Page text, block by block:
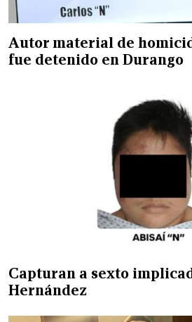
Autor material de
fue detenido en Durango
Capturan a sexto
Hernández